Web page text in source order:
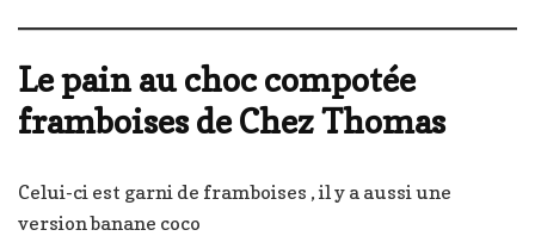
Le pain au choc compotée
framboises de Chez Thomas
Celui-ci est garni de framboises , il y a aussi une
version banane coco